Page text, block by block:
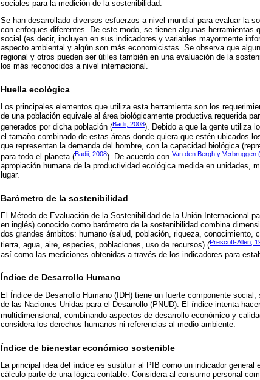
sociales para la medición de la sostenibilidad.
Se han desarrollado diversos esfuerzos a nivel mundial para evaluar la
con enfoques diferentes. De este modo, se tienen algunas herramientas
social (es decir, incluyen en sus indicadores y variables mayormente
aspecto ambiental y algún son más economicistas. Se observa que
regional y otros pueden ser útiles también en una evaluación de la
los más reconocidos a nivel internacional.
Huella ecológica
Los principales elementos que utiliza esta herramienta son los
de una población equivale al área biológicamente productiva requerida
generados por dicha población (Badii, 2008). Debido a que la gente utiliza
el tamaño combinado de estas áreas donde quiera que estén ubicados
que representan la demanda del hombre, con la capacidad biológica
para todo el planeta (Badii, 2008). De acuerdo con Van den Bergh y Verbruggen
apropiación humana de la productividad ecológica medida en unidades,
lugar.
Barómetro de la sostenibilidad
El Método de Evaluación de la Sostenibilidad de la Unión Internacional
en inglés) conocido como barómetro de la sostenibilidad combina
dos grandes ámbitos: humano (salud, población, riqueza, conocimiento,
tierra, agua, aire, especies, poblaciones, uso de recursos) (Prescott-Allen,
así como las mediciones obtenidas a través de los indicadores para
Índice de Desarrollo Humano
El Índice de Desarrollo Humano (IDH) tiene un fuerte componente
de las Naciones Unidas para el Desarrollo (PNUD). El índice intenta
multidimensional, combinando aspectos de desarrollo económico y
considera los derechos humanos ni referencias al medio ambiente.
Índice de bienestar económico sostenible
La principal idea del índice es sustituir al PIB como un indicador
cálculo parte de una lógica contable. Considera al consumo personal